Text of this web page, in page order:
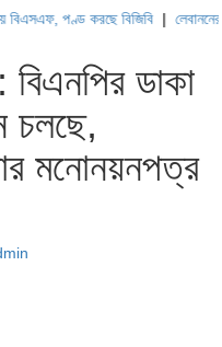
করছে বিজিবি|লেবাননের ঐতিহাসিক
বিএনপির ডাকা
চলছে,
মনোনয়নপত্র